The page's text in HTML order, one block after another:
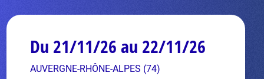
Du 21/11/26 au 22/11/26
AUVERGNE-RHÔNE-ALPES (74)